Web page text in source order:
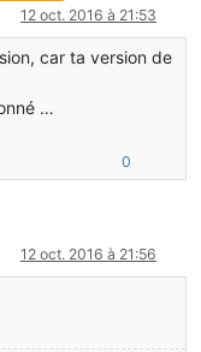
12 oct. 2016 à 21:53
car ta version de
…
0
12 oct. 2016 à 21:56